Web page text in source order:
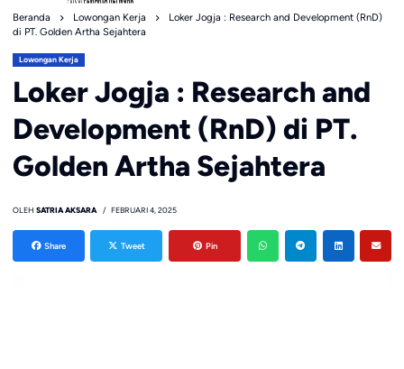
Beranda Lowongan Kerja
Loker Jogja : Research and Development (RnD)
di PT. Golden Artha Sejahtera
Lowongan Kerja
Loker Jogja : Research and
Development (RnD) di PT.
Golden Artha Sejahtera
OLEH SATRIA AKSARA FEBRUARI 4, 2025
Share Tweet Pin